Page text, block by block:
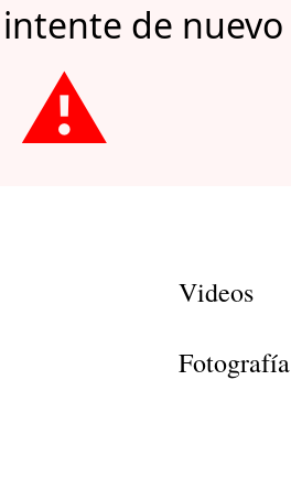
de nuevo
⚠️
Videos
Fotografía